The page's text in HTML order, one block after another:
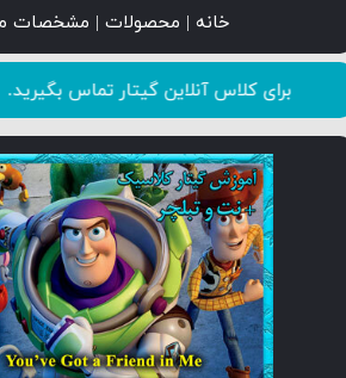
خانه | محصولات | مشخصات
​​​​​​​برای کلاس آنلاین گیتار تماس بگیرید.